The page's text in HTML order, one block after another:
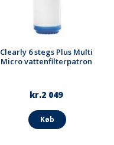
Clearly 6 stegs Plus Multi
Micro vattenfilterpatron
kr.2 049
Køb